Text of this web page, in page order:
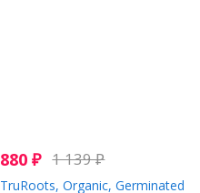
880₽ 1 139₽
TruRoots, Organic, Germinated